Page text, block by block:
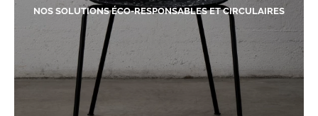
NOS SOLUTIONS ÉCO-RESPONSABLES ET CIRCULAIRES